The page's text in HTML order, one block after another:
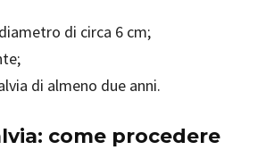
di circa 6 cm;
di almeno due anni.
come procedere